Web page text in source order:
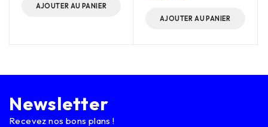
AJOUTER AU PANIER
AJOUTER AU PANIER
Newsletter
Recevez nos bons plans !